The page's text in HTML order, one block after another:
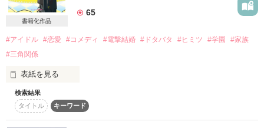
カメラが回る、
台本通りの恋か、
恋リアの裏側、全部魅せます。
start▶︎▷2026.06.03
泉 馨
私は護衛として、“男”のフリをして傍に仕えることになった。
任務はあくまで“護ること”。
「護衛だからとか、んな事どうでもいいんだよ」
「こんなんじゃお前、襲われても文句言えねーよ？」
書籍化作品
65
#アイドル #恋愛 #コメディ #電撃結婚 #ドタバタ #ヒミツ #学園
#家族
#三角関係
表紙を見る
「オレ トップアイドルなんだけど」
「ごめん 知らない」
検索結果
タイトル
キーワード